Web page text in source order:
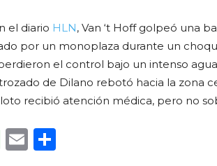
el diario HLN, Van ‘t Hoff golpeó una
por un monoplaza durante un
el control bajo un intenso
de Dilano rebotó hacia la zona
recibió atención médica, pero no
W E